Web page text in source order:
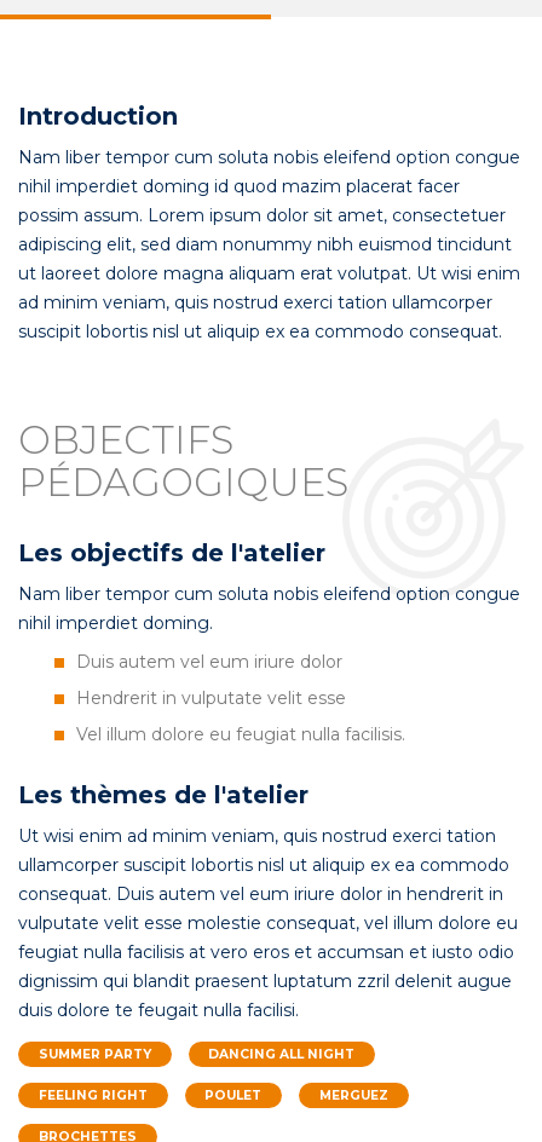
Introduction
Nam liber tempor cum soluta nobis eleifend option congue
nihil imperdiet doming id quod mazim placerat facer
possim assum. Lorem ipsum dolor sit amet, consectetuer
adipiscing elit, sed diam nonummy nibh euismod tincidunt
ut laoreet dolore magna aliquam erat volutpat. Ut wisi enim
ad minim veniam, quis nostrud exerci tation ullamcorper
suscipit lobortis nisl ut aliquip ex ea commodo consequat.
OBJECTIFS
PÉDAGOGIQUES
Les objectifs de l'atelier
Nam liber tempor cum soluta nobis eleifend option congue
nihil imperdiet doming.
Duis autem vel eum iriure dolor
Hendrerit in vulputate velit esse
Vel illum dolore eu feugiat nulla facilisis.
Les thèmes de l'atelier
Ut wisi enim ad minim veniam, quis nostrud exerci tation
ullamcorper suscipit lobortis nisl ut aliquip ex ea commodo
consequat. Duis autem vel eum iriure dolor in hendrerit in
vulputate velit esse molestie consequat, vel illum dolore eu
feugiat nulla facilisis at vero eros et accumsan et iusto odio
dignissim qui blandit praesent luptatum zzril delenit augue
duis dolore te feugait nulla facilisi.
SUMMER PARTY DANCING ALL NIGHT
FEELING RIGHT POULET MERGUEZ
BROCHETTES